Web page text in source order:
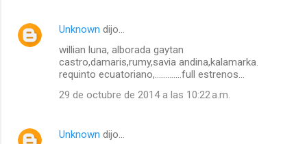
Unknown dijo…
willian luna, alborada gaytan
castro,damaris,rumy,savia andina,kalamarka.
requinto ecuatoriano,.............full estrenos...
29 de octubre de 2014 a las 10:22 a.m.
Unknown dijo…